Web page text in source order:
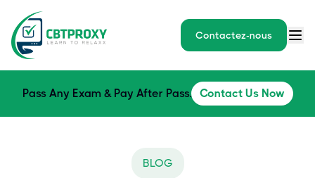
Contactez-nous
Pass Any Exam & Pay After Pass. Contact Us Now
BLOG